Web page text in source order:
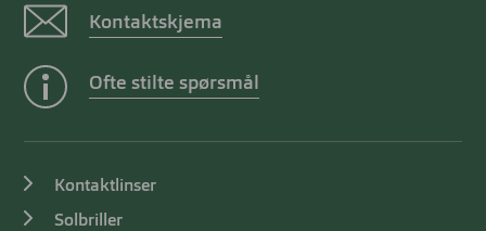
Kontaktskjema
Ofte stilte spørsmål
Kontaktlinser
Solbriller